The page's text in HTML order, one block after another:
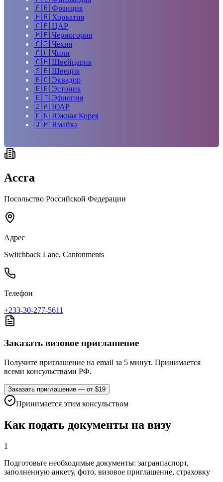
🇫🇷 Франция
🇭🇷 Хорватия
🇨🇫 ЦАР
🇲🇪 Черногория
🇨🇿 Чехия
🇨🇱 Чили
🇨🇭 Швейцария
🇸🇪 Швеция
🇪🇨 Эквадор
🇪🇪 Эстония
🇪🇹 Эфиопия
🇿🇦 ЮАР
🇰🇷 Южная Корея
🇯🇲 Ямайка
Accra
Посольство Российской Федерации
Адрес
Switchback Lane, Cantonments
Телефон
+233-30-277-5611
Заказать визовое приглашение
Получите приглашение на email за 5 минут. Принимается
всеми консульствами РФ.
Заказать приглашение — от $19
Принимается этим консульством
Как подать документы на визу
1
Подготовьте необходимые документы: загранпаспорт,
заполненную анкету, фото, визовое приглашение, страховку